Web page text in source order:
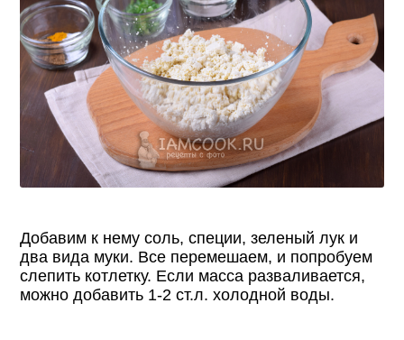
Добавим к нему соль, специи, зеленый лук и
два вида муки. Все перемешаем, и попробуем
слепить котлетку. Если масса разваливается,
можно добавить 1-2 ст.л. холодной воды.